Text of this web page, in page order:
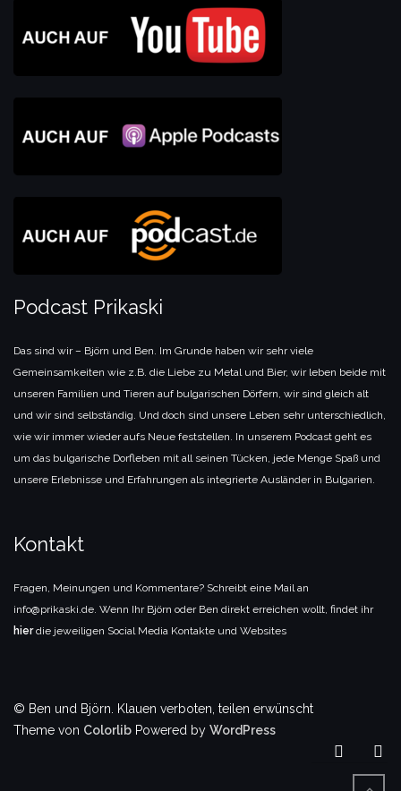
Podcast Prikaski
Das sind wir – Björn und Ben. Im Grunde haben wir sehr viele
Gemeinsamkeiten wie z.B. die Liebe zu Metal und Bier, wir leben beide mit
unseren Familien und Tieren auf bulgarischen Dörfern, wir sind gleich alt
und wir sind selbständig. Und doch sind unsere Leben sehr unterschiedlich,
wie wir immer wieder aufs Neue feststellen. In unserem Podcast geht es
um das bulgarische Dorfleben mit all seinen Tücken, jede Menge Spaß und
unsere Erlebnisse und Erfahrungen als integrierte Ausländer in Bulgarien.
Kontakt
Fragen, Meinungen und Kommentare? Schreibt eine Mail an
info@prikaski.de. Wenn Ihr Björn oder Ben direkt erreichen wollt, findet ihr
hierdie jeweiligen Social Media Kontakte und Websites
© Ben und Björn. Klauen verboten, teilen erwünscht
Theme von Colorlib Powered by WordPress